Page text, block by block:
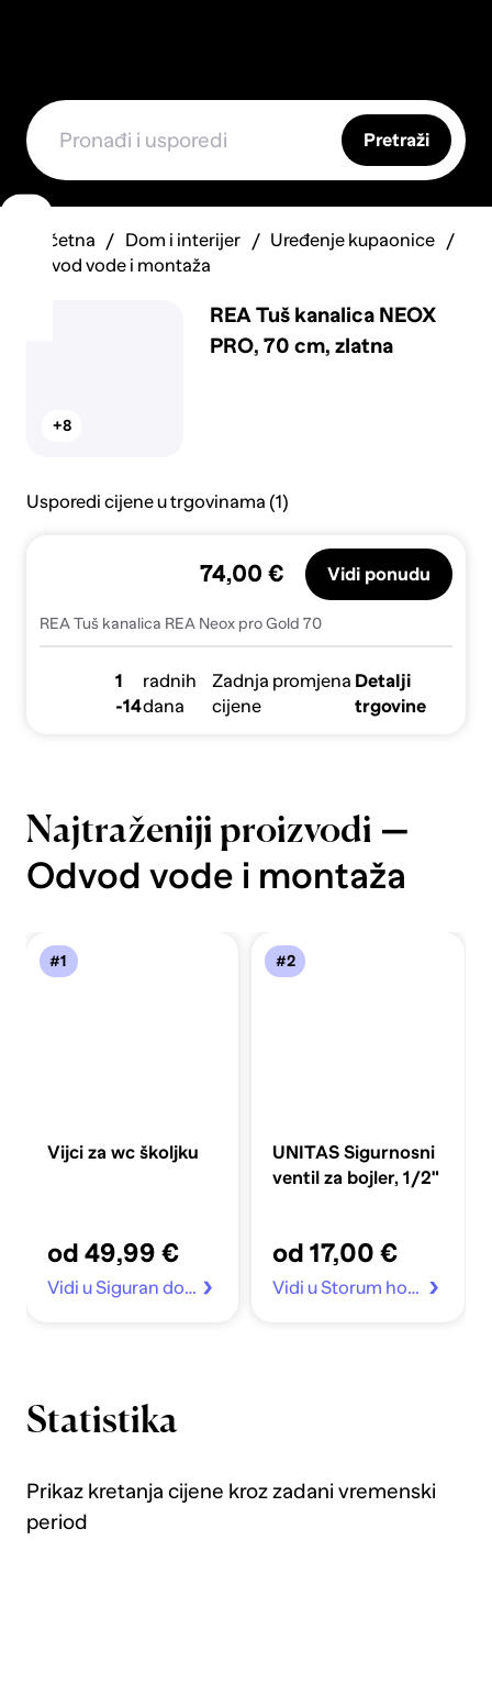
Pretraži
Početna Dom i interijer
Uređenje kupaonice
Odvod vode i montaža
+8
REA Tuš kanalica NEOX
PRO, 70 cm, zlatna
Usporedi cijene u trgovinama (1)
REA Tuš kanalica REA Neox pro Gold 70
74,00 € Vidi ponudu
1
-14
radnih
dana
Zadnja promjena
cijene
Detalji
trgovine
Najtraženiji proizvodi —
Odvod vode i montaža
#1
Vijci za wc školjku
od 49,99 €
Vidi u Siguran dom
#2
UNITAS Sigurnosni
ventil za bojler, 1/2"
od 17,00 €
Vidi u Storum home
Statistika
Prikaz kretanja cijene kroz zadani vremenski
period